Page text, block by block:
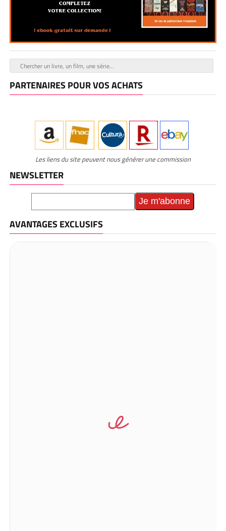
PARTENAIRES POUR VOS ACHATS
Les liens du site peuvent nous générer une commission
NEWSLETTER
AVANTAGES EXCLUSIFS